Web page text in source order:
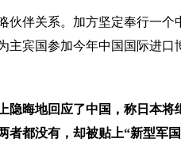
伙伴关系。加方坚定奉行一
宾国参加今年中国国际进口
晦地回应了中国，称日本
都没有，却被贴上“新型军